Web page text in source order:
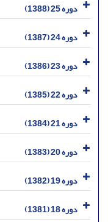
دوره 25 (1388)
دوره 24 (1387)
دوره 23 (1386)
دوره 22 (1385)
دوره 21 (1384)
دوره 20 (1383)
دوره 19 (1382)
دوره 18 (1381)